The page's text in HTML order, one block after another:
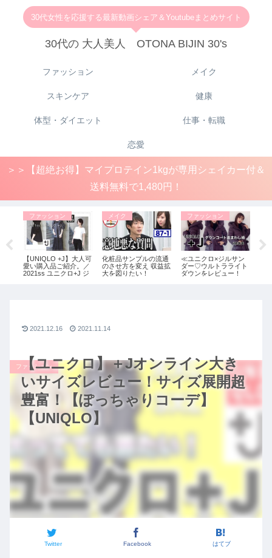
30代女性を応援する最新動画シェア＆Youtubeまとめサイト
30代の 大人美人 OTONA BIJIN 30's
ファッション メイク
スキンケア 健康
体型・ダイエット 仕事・転職
恋愛
＞＞【超絶お得】マイプロテイン1kgが専用シェイカー付＆
送料無料で1,480円！
ファッション
【UNIQLO +J】大人可
愛い購入品ご紹介。／
2021ss ユニクロ+J ジ
メイク
化粧品サンプルの流通
のさせ方を変え 収益拡
大を図りたい！
ファッション
≪ユニクロ×ジルサン
ダー♡ウルトラライト
ダウンをレビュー！
【ユニクロ】＋Jオンライン大き
いサイズレビュー！サイズ展開超
豊富！【ぽっちゃりコーデ】
【UNIQLO】
ファッション
Twitter Facebook はてブ
2021.12.16 2021.11.14